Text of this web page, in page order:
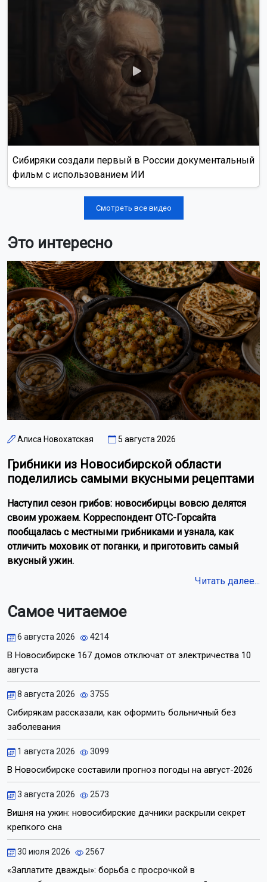
Сибиряки создали первый в России документальный
фильм с использованием ИИ
Смотреть все видео
Это интересно
Алиса Новохатская 5 августа 2026
Грибники из Новосибирской области
поделились самыми вкусными рецептами
Наступил сезон грибов: новосибирцы вовсю делятся
своим урожаем. Корреспондент ОТС-Горсайта
пообщалась с местными грибниками и узнала, как
отличить моховик от поганки, и приготовить самый
вкусный ужин.
Читать далее...
Самое читаемое
6 августа 2026 4214
В Новосибирске 167 домов отключат от электричества 10
августа
8 августа 2026 3755
Сибирякам рассказали, как оформить больничный без
заболевания
1 августа 2026 3099
В Новосибирске составили прогноз погоды на август-2026
3 августа 2026 2573
Вишня на ужин: новосибирские дачники раскрыли секрет
крепкого сна
30 июля 2026 2567
«Заплатите дважды»: борьба с просрочкой в